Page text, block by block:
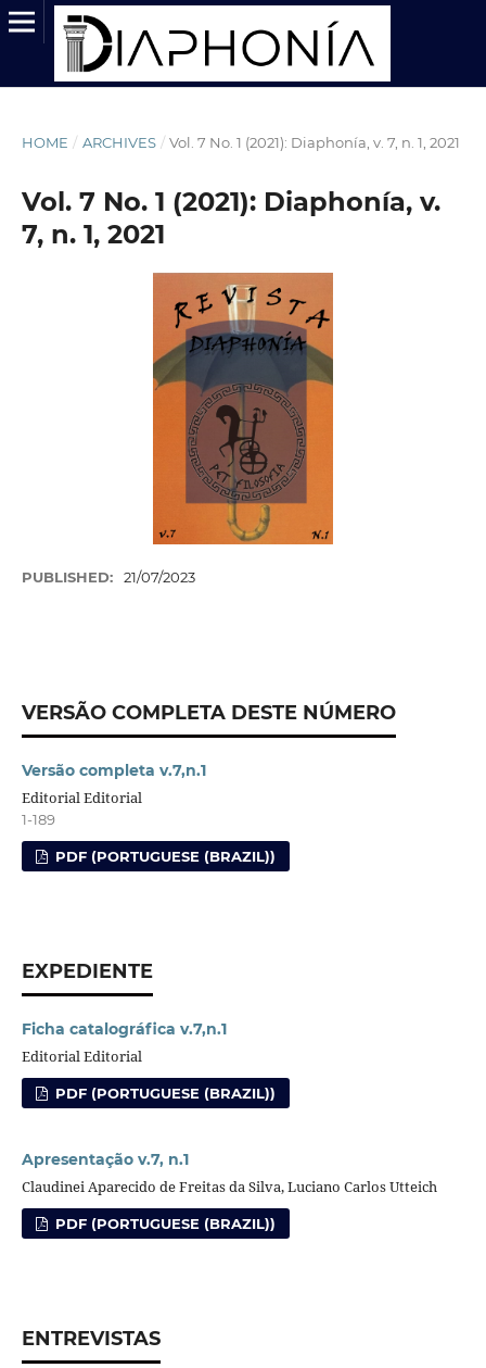
HOME / ARCHIVES / Vol. 7 No. 1 (2021): Diaphonía, v. 7, n. 1, 2021
Vol. 7 No. 1 (2021): Diaphonía, v.
7, n. 1, 2021
PUBLISHED: 21/07/2023
VERSÃO COMPLETA DESTE NÚMERO
Versão completa v.7,n.1
Editorial Editorial
1-189
PDF (PORTUGUESE (BRAZIL))
EXPEDIENTE
Ficha catalográfica v.7,n.1
Editorial Editorial
PDF (PORTUGUESE (BRAZIL))
Apresentação v.7, n.1
Claudinei Aparecido de Freitas da Silva, Luciano Carlos Utteich
PDF (PORTUGUESE (BRAZIL))
ENTREVISTAS